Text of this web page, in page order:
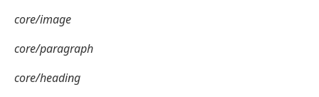
core/image
core/paragraph
core/heading